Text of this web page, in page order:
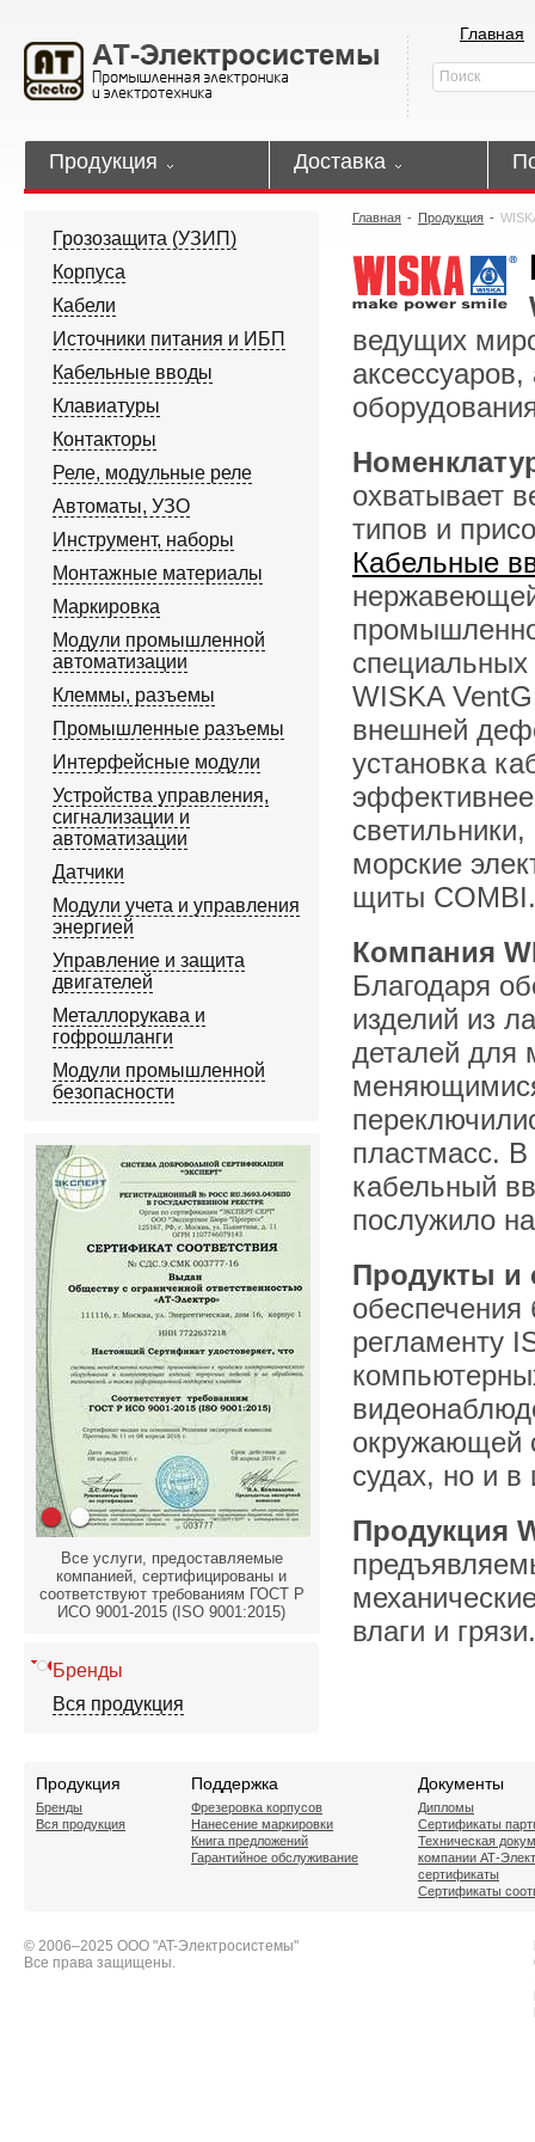
Главная
Продукция Доставка
Грозозащита (УЗИП)
Корпуса
Кабели
Источники питания и ИБП
Кабельные вводы
Клавиатуры
Контакторы
Реле, модульные реле
Автоматы, УЗО
Инструмент, наборы
Монтажные материалы
Маркировка
Модули промышленной
автоматизации
Клеммы, разъемы
Промышленные разъемы
Интерфейсные модули
Устройства управления,
сигнализации и
автоматизации
Датчики
Модули учета и управления
энергией
Управление и защита
двигателей
Металлорукава и
гофрошланги
Модули промышленной
безопасности
Все услуги, предоставляемые
компанией, сертифицированы и
соответствуют требованиям ГОСТ Р
ИСО 9001-2015 (ISO 9001:2015)
Бренды
Вся продукция
Главная - Продукция -
ведущих
аксессуаров,
охватывает
типов и
Кабельные
WISKA
внешней
установка
морские
щиты COMBI.
Компания
Благодаря
изделий из
деталей для
пластмасс.
кабельный
послужило
Продукты и
обеспечения
регламенту
окружающей
судах, но и в
Продукция
влаги и грязи.
Продукция
Бренды
Вся продукция
Поддержка
Фрезеровка корпусов
Нанесение маркировки
Книга предложений
Гарантийное обслуживание
Документы
Дипломы
Сертификаты
Техническая
компании АТ-
сертификаты
Сертификаты
© 2006–2025 ООО "AT-Электросистемы"
Все права защищены.